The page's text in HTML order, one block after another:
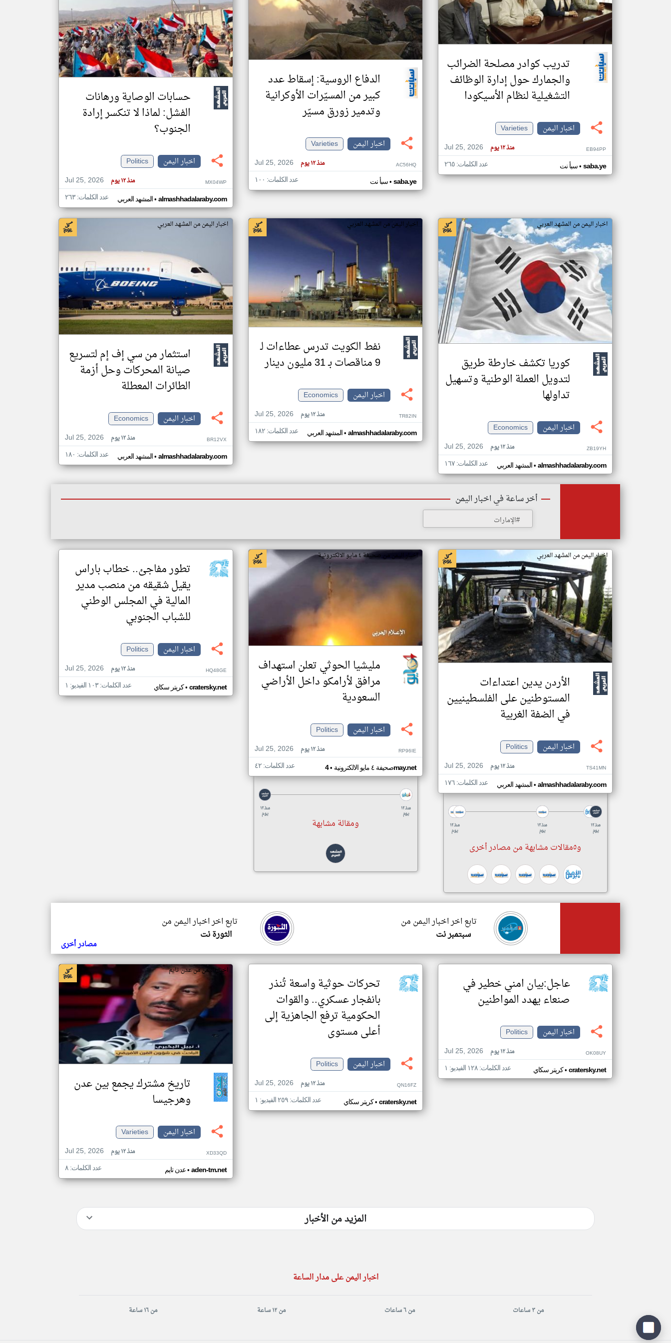
تغيير الدولة
مصادر الأخبار من اليمن
اخبار اليمن على مدار الساعة
أهم اخبار اليمن العاجلة والمباشرة
تدريب كوادر مصلحة الضرائب
والجمارك حول إدارة الوظائف
التشغيلية لنظام الأسيكودا
اخبار اليمن
Varieties
Jul 25, 2026
منذ ١٢ يوم EB94PP
سبأ نت• saba.ye عدد الكلمات: ٢٦٥
الدفاع الروسية: إسقاط عدد
كبير من المسيّرات الأوكرانية
وتدمير زورق مسيّر
اخبار اليمن
Varieties
Jul 25, 2026
منذ ١٢ يوم AC56HQ
سبأ نت• saba.ye عدد الكلمات: ١٠٠
حسابات الوصاية ورهانات
الفشل: لماذا لا تنكسر إرادة
الجنوب؟
اخبار اليمن
Politics
Jul 25, 2026
منذ ١٢ يوم MX04WP
المشهد العربي• almashhadalaraby.com عدد الكلمات: ٢٦٣
اخبار اليمن من المشهد العربي
كوريا تكشف خارطة طريق
لتدويل العملة الوطنية وتسهيل
تداولها
اخبار اليمن
Economics
Jul 25, 2026
منذ ١٢ يوم ZB19YH
المشهد العربي• almashhadalaraby.com عدد الكلمات: ١٦٧
اخبار اليمن من المشهد العربي
نفط الكويت تدرس عطاءات لـ
9 مناقصات بـ 31 مليون دينار
اخبار اليمن
Economics
Jul 25, 2026
منذ ١٢ يوم TR82IN
المشهد العربي• almashhadalaraby.com عدد الكلمات: ١٨٢
اخبار اليمن من المشهد العربي
استثمار من سي إف إم لتسريع
صيانة المحركات وحل أزمة
الطائرات المعطلة
اخبار اليمن
Economics
Jul 25, 2026
منذ ١٢ يوم BR12VX
المشهد العربي• almashhadalaraby.com عدد الكلمات: ١٨٠
أخر ساعة في اخبار اليمن
#الإمارات
اخبار اليمن من المشهد العربي
الأردن يدين اعتداءات
المستوطنين على الفلسطينيين
في الضفة الغربية
اخبار اليمن
Politics
Jul 25, 2026
منذ ١٢ يوم TS41MN
المشهد العربي• almashhadalaraby.com عدد الكلمات: ١٧٦
منذ ١٢
يوم
منذ ١٢
يوم
منذ ١٢
يوم
و٥مقالات مشابهة من مصادر أخرى
اخبار اليمن من صحيفة ٤ مايو الالكترونية
مليشيا الحوثي تعلن استهداف
مرافق لأرامكو داخل الأراضي
السعودية
اخبار اليمن
Politics
Jul 25, 2026
منذ ١٢ يوم RP96IE
صحيفة ٤ مايو الالكترونية • 4may.net عدد الكلمات: ٤٢
منذ ١٢
يوم
منذ ١٢
يوم
ومقالة مشابهة
تطور مفاجئ.. خطاب باراس
يقيل شقيقه من منصب مدير
المالية في المجلس الوطني
للشباب الجنوبي
اخبار اليمن
Politics
Jul 25, 2026
منذ ١٢ يوم HQ48GE
كريتر سكاي• cratersky.net عدد الكلمات: ١٠٣ الفيديو: ١
تابع اخر اخبار اليمن من
الثورة نت
تابع اخر اخبار اليمن من
سبتمبر نت
مصادر أخرى
عاجل:بيان امني خطير في
صنعاء يهدد المواطنين
اخبار اليمن
Politics
Jul 25, 2026
منذ ١٢ يوم OK08UY
كريتر سكاي• cratersky.net عدد الكلمات: ١٢٨ الفيديو: ١
تحركات حوثية واسعة تُنذر
بانفجار عسكري.. والقوات
الحكومية ترفع الجاهزية إلى
أعلى مستوى
اخبار اليمن
Politics
Jul 25, 2026
منذ ١٢ يوم QN16FZ
كريتر سكاي• cratersky.net عدد الكلمات: ٢٥٩ الفيديو: ١
اخبار اليمن من عدن تايم
تاريخ مشترك يجمع بين عدن
وهرجيسا
اخبار اليمن
Varieties
Jul 25, 2026
منذ ١٢ يوم XD33QD
عدن تايم• aden-tm.net عدد الكلمات: ٨
المزيد من الأخبار
اخبار اليمن على مدار الساعة
من ٣ ساعات من ٦ ساعات من ١٢ ساعة من ١٦ ساعة
klyoum.com